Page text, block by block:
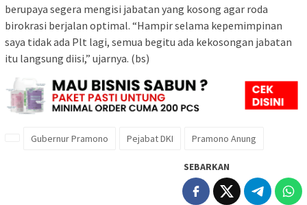
berupaya segera mengisi jabatan yang kosong agar roda
birokrasi berjalan optimal. “Hampir selama kepemimpinan
saya tidak ada Plt lagi, semua begitu ada kekosongan jabatan
itu langsung diisi,” ujarnya. (bs)
Gubernur Pramono Pejabat DKI Pramono Anung
SEBARKAN